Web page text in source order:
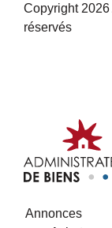
Copyright
réservés
Annonces